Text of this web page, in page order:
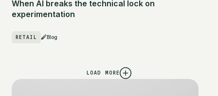
When AI breaks the technical lock on
experimentation
RETAIL Blog
LOAD MORE